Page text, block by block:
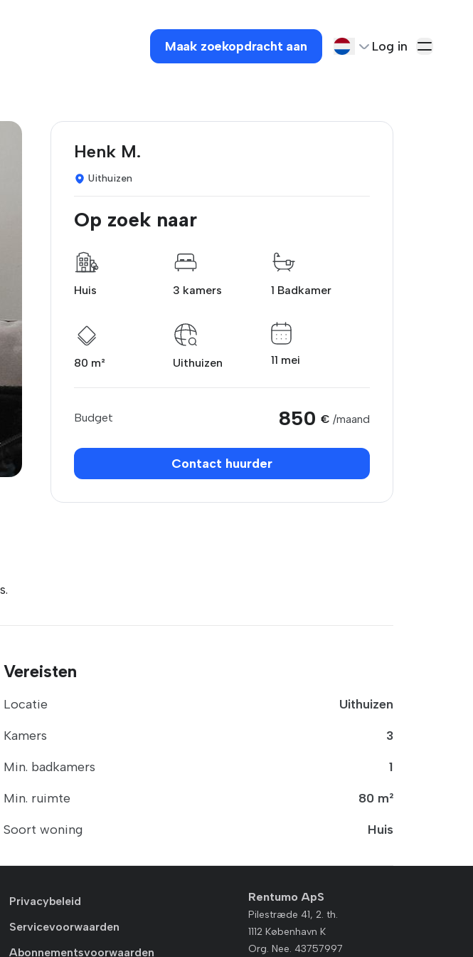
Maak zoekopdracht aan Log in
Henk M.
Uithuizen
Op zoek naar
Huis 3 kamers 1 Badkamer
80 m² Uithuizen 11 mei
Budget 850 € /maand
Contact huurder
Vereisten
Locatie
Uithuizen
Kamers
3
Min. badkamers
1
Min. ruimte
80 m²
Soort woning
Huis
Privacybeleid
Servicevoorwaarden
Abonnementsvoorwaarden
Rentumo ApS
Pilestræde 41, 2. th.
1112 København K
Org. Nee. 43757997